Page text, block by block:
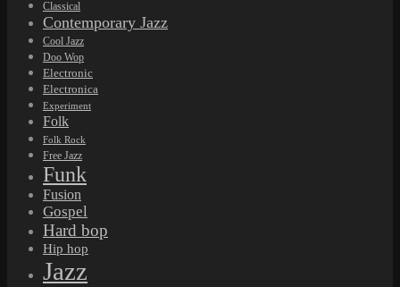
Classical
Contemporary Jazz
Cool Jazz
Doo Wop
Electronic
Electronica
Experiment
Folk
Folk Rock
Free Jazz
Funk
Fusion
Gospel
Hard bop
Hip hop
Jazz